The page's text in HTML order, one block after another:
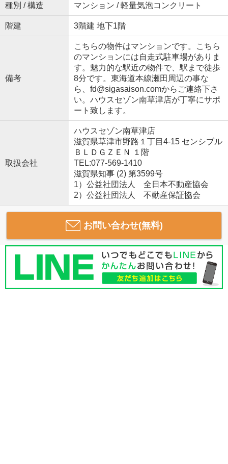
種別 / 構造 マンション / 軽量気泡コンクリート
階建 3階建 地下1階
備考
こちらの物件はマンションです。こちら
のマンションには自走式駐車場がありま
す。魅力的な駅近の物件で、駅まで徒歩
8分です。東海道本線瀬田周辺の事な
ら、fd@sigasaison.comからご連絡下さ
い。ハウスセゾン南草津店が丁寧にサポ
ート致します。
取扱会社
ハウスセゾン南草津店
滋賀県草津市野路１丁目4-15 センシブル
ＢＬＤＧＺＥＮ １階
TEL:077-569-1410
滋賀県知事 (2) 第3599号
1）公益社団法人 全日本不動産協会
2）公益社団法人 不動産保証協会
お問い合わせ(無料)